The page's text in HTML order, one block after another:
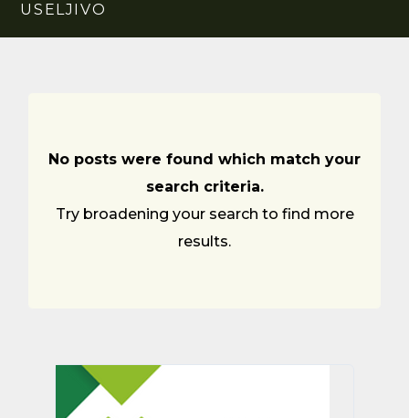
USELJIVO
No posts were found which match your
search criteria.
Try broadening your search to find more
results.